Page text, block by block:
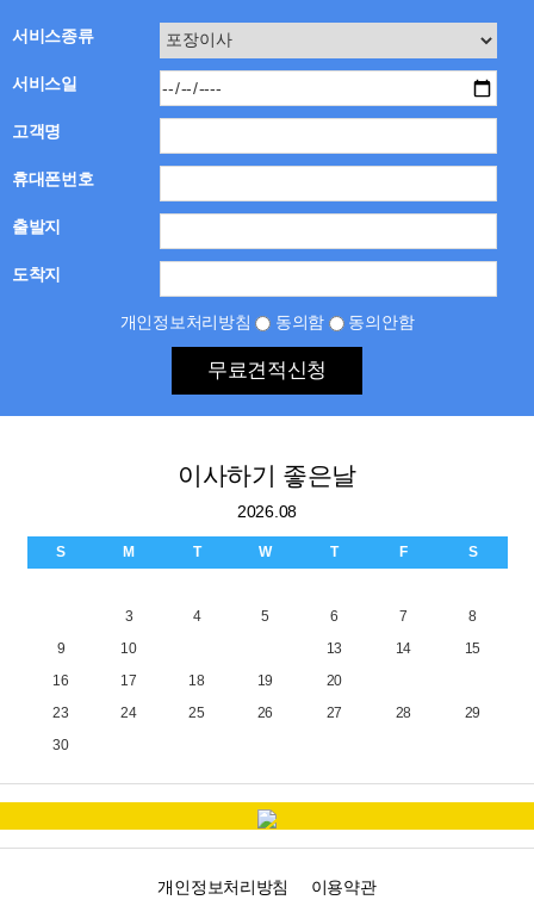
서비스종류
서비스일
고객명
휴대폰번호
출발지
도착지
개인정보처리방침 동의함 동의안함
무료견적신청
이사하기 좋은날
2026.08
S M T W T F
S
3 4 5 6 7
8
9
10 13 14
15
16
17 18 19 20
23
24 25 26 27 28
29
30
개인정보처리방침 이용약관